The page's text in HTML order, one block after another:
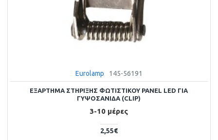
Eurolamp 145-56191
ΕΞΑΡΤΗΜΑ ΣΤΗΡΙΞΗΣ ΦΩΤΙΣΤΙΚΟΥ PANEL LED ΓΙΑ
ΓΥΨΟΣΑΝΙΔΑ (CLIP)
3-10 μέρες
2,55€